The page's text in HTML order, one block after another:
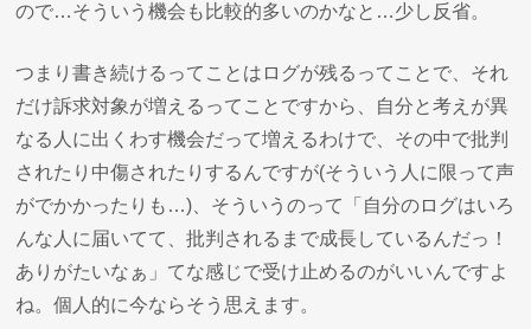
ので…そういう機会も比較的多いのかなと…少し反省。
つまり書き続けるってことはログが残るってことで、それ
だけ訴求対象が増えるってことですから、自分と考えが異
なる人に出くわす機会だって増えるわけで、その中で批判
されたり中傷されたりするんですが(そういう人に限って声
がでかかったりも…)、そういうのって「自分のログはいろ
んな人に届いてて、批判されるまで成長しているんだっ！
ありがたいなぁ」てな感じで受け止めるのがいいんですよ
ね。個人的に今ならそう思えます。